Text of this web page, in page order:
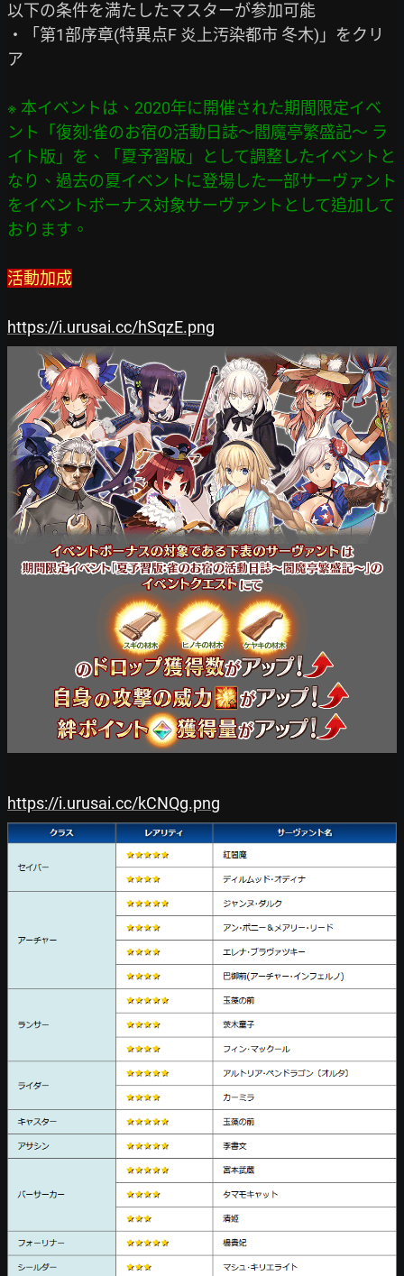
以下の条件を満たしたマスターが参加可能
・「第1部序章(特異点F 炎上汚染都市 冬木)」をクリ
ア
※ 本イベントは、2020年に開催された期間限定イベ
ント「復刻:雀のお宿の活動日誌～閻魔亭繁盛記～ ラ
イト版」を、「夏予習版」として調整したイベントと
なり、過去の夏イベントに登場した一部サーヴァント
をイベントボーナス対象サーヴァントとして追加して
活動加成
https://i.urusai.cc/hSqzE.png
https://i.urusai.cc/kCNQg.png